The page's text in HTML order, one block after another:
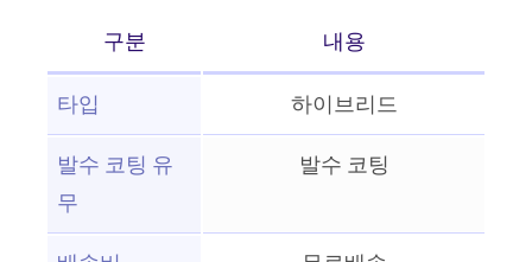
구분
내용
타입
하이브리드
발수 코팅 유
무
발수 코팅